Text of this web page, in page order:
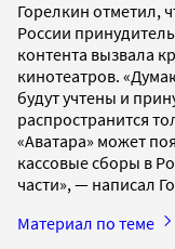
Горелкин отметил,
России
контента вызвала
кинотеатров.
будут учтены и
распространится
«Аватара» может
кассовые сборы в
части», — написал
Материал по теме